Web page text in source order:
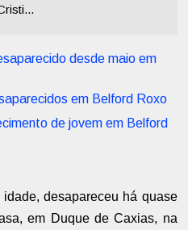
desde maio em
em Belford Roxo
de jovem em Belford
desapareceu há quase
em Duque de Caxias, na